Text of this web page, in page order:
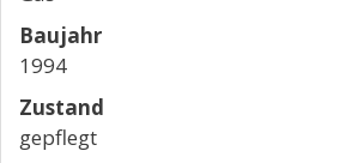
Baujahr
1994
Zustand
gepflegt